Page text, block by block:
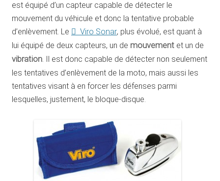
est équipé d’un capteur capable de détecter le
mouvement du véhicule et donc la tentative probable
d’enlèvement. Le
Viro Sonar, plus évolué, est quant à
lui équipé de deux capteurs, un de mouvement et un de
vibration. Il est donc capable de détecter non seulement
les tentatives d’enlèvement de la moto, mais aussi les
tentatives visant à en forcer les défenses parmi
lesquelles, justement, le bloque-disque.